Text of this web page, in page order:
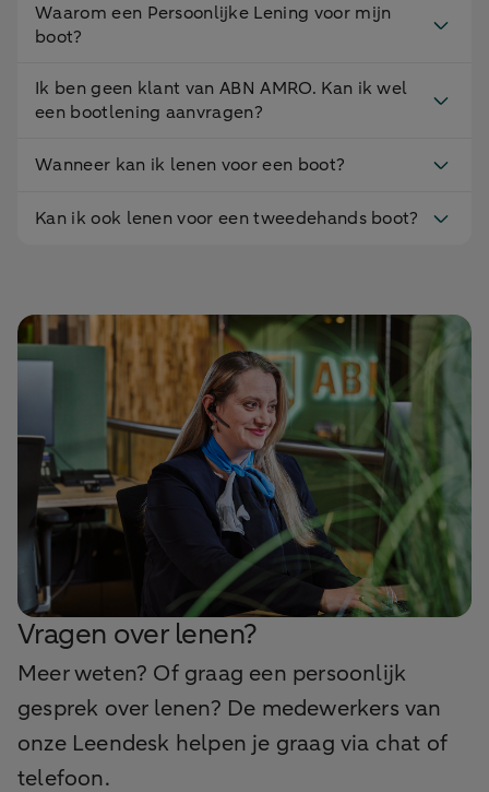
Waarom een Persoonlijke Lening voor mijn
boot?
Ik ben geen klant van ABN AMRO. Kan ik wel
een bootlening aanvragen?
Wanneer kan ik lenen voor een boot?
Kan ik ook lenen voor een tweedehands boot?
Vragen over lenen?
Meer weten? Of graag een persoonlijk
gesprek over lenen? De medewerkers van
onze Leendesk helpen je graag via chat of
telefoon.